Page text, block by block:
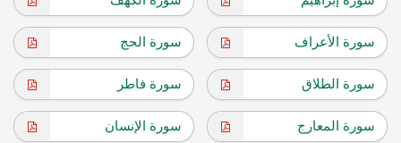
سورة الأعراف سورة الحج
سورة الطلاق سورة فاطر
سورة المعارج سورة الإنسان